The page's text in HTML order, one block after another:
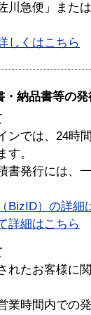
川急便」また
しくはこちら
・納品書等の
ンでは、24時
す。
書発行には、
BizID）の詳細
詳細はこちら
れたお客様に
業時間内での